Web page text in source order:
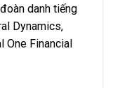
danh tiếng
Dynamics,
One Financial